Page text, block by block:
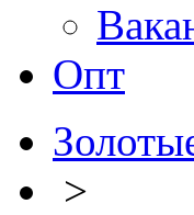
Опт
>